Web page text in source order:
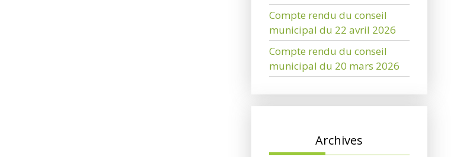
Compte rendu du conseil
municipal du 22 avril 2026
Compte rendu du conseil
municipal du 20 mars 2026
Archives